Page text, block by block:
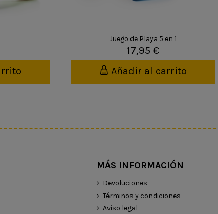
Juego de Playa 5 en 1
17,95 €
Añadir al carrito
MÁS INFORMACIÓN
Devoluciones
Términos y condiciones
Aviso legal